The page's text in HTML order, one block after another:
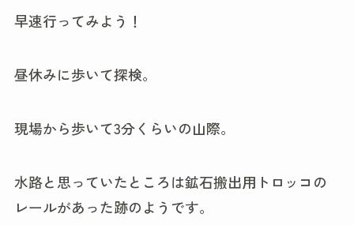
早速行ってみよう！
昼休みに歩いて探検。
現場から歩いて3分くらいの山際。
水路と思っていたところは鉱石搬出用トロッコの
レールがあった跡のようです。